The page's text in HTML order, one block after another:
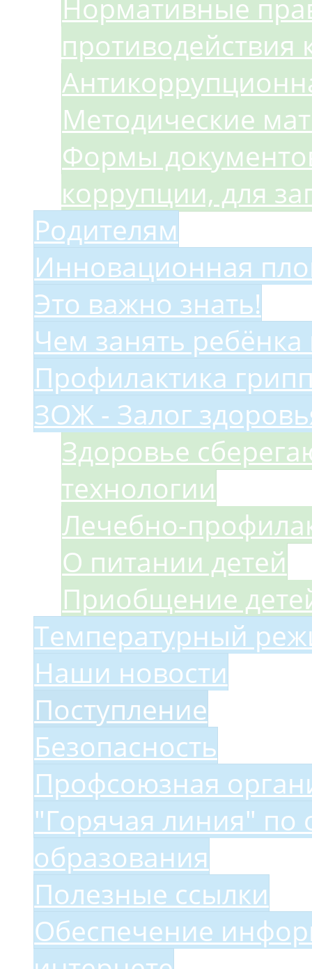
Нормативные
противодействия
Методические
Формы
коррупции, для
Родителям
Инновационная
Это важно знать!
Чем занять
Профилактика
ЗОЖ - Залог
Здоровье
технологии
Лечебно-
О питании детей
Приобщение
Температурный
Наши новости
Поступление
Безопасность
Профсоюзная
"Горячая линия" по
образования
Полезные ссылки
Обеспечение